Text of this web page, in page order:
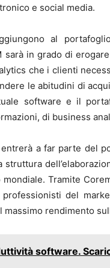
e social media.
al
sarà in grado di
che i clienti
le abitudini di
software e il
di business
entrerà a far parte del
Tramite
del
rendimento
software.